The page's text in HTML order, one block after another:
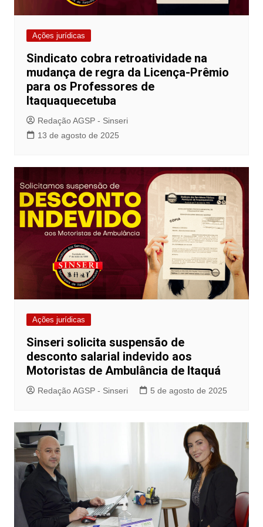
Ações jurídicas
Sindicato cobra retroatividade na
mudança de regra da Licença-Prêmio
para os Professores de
Itaquaquecetuba
Redação AGSP - Sinseri
13 de agosto de 2025
Ações jurídicas
Sinseri solicita suspensão de
desconto salarial indevido aos
Motoristas de Ambulância de Itaquá
Redação AGSP - Sinseri 5 de agosto de 2025